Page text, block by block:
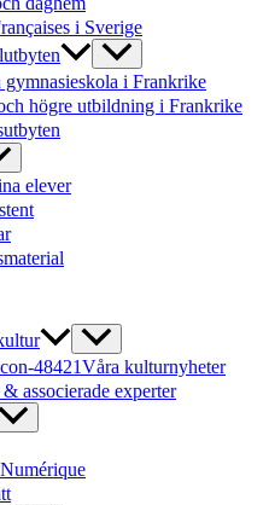
i Sverige
gymnasieskola i Frankrike
högre utbildning i Frankrike
elever
Våra kulturnyheter
associerade experter